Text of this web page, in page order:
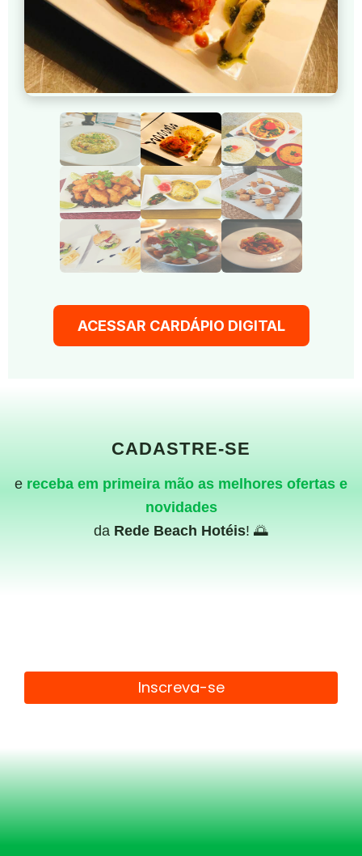
ACESSAR CARDÁPIO DIGITAL
CADASTRE-SE
e receba em primeira mão as melhores ofertas e
novidades
da Rede Beach Hotéis! 🌅
Inscreva-se